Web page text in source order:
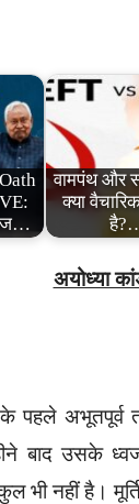
वामपंथ और
क्या
अयोध्या
पहले अभूतपूर्व
बाद उसके
भी नहीं है।